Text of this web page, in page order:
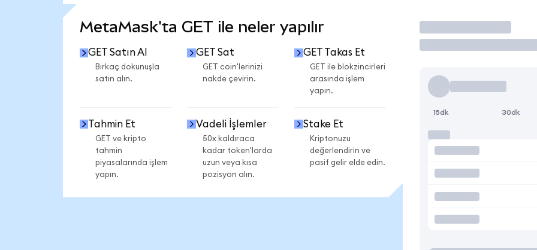
MetaMask'ta GET ile neler yapılır
GET Satın Al
Birkaç dokunuşla
satın alın.
GET Sat
GET coin'lerinizi
nakde çevirin.
GET Takas Et
GET ile blokzincirleri
arasında işlem
yapın.
Tahmin Et
GET ve kripto
tahmin
piyasalarında işlem
yapın.
Vadeli İşlemler
50x kaldıraca
kadar token'larda
uzun veya kısa
pozisyon alın.
Stake Et
Kriptonuzu
değerlendirin ve
pasif gelir elde edin.
İşlem Yap
15dk 30dk